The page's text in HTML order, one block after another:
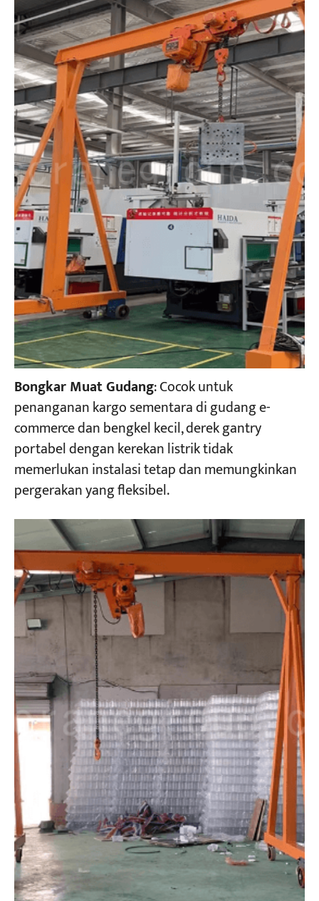
Bongkar Muat Gudang: Cocok untuk
penanganan kargo sementara di gudang e-
commerce dan bengkel kecil, derek gantry
portabel dengan kerekan listrik tidak
memerlukan instalasi tetap dan memungkinkan
pergerakan yang fleksibel.